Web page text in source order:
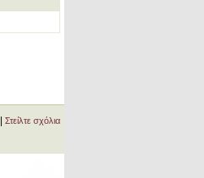
Στείλτε σχόλια